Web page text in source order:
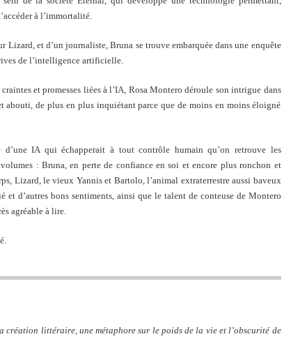
à l’immortalité.
Lizard, et d’un journaliste, Bruna se trouve embarquée dans une enquête
de l’intelligence artificielle.
et promesses liées à l’IA, Rosa Montero déroule son intrigue dans
abouti, de plus en plus inquiétant parce que de moins en moins éloigné
d’une IA qui échapperait à tout contrôle humain qu’on retrouve les
volumes : Bruna, en perte de confiance en soi et encore plus ronchon et
Lizard, le vieux Yannis et Bartolo, l’animal extraterrestre aussi baveux
et d’autres bons sentiments, ainsi que le talent de conteuse de Montero
agréable à lire.
littéraire, une métaphore sur le poids de la vie et l’obscurité de